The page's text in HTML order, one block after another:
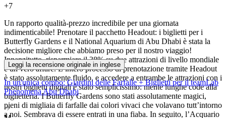
+7
Un rapporto qualità-prezzo incredibile per una giornata
indimenticabile! Prenotare il pacchetto Headout: i biglietti per i
Butterfly Gardens e il National Aquarium di Abu Dhabi è stata la
decisione migliore che abbiamo preso per il nostro viaggio!
Innanzitutto, risparmiare il 38% su due attrazioni di livello mondiale
è un vero affare. L’intero processo di prenotazione tramite Headout
è stato assolutamente fluido, e accedere a entrambe le attrazioni con i
nostri biglietti digitali è stato semplicissimo: niente lunghe code alla
biglietteria. I Butterfly Gardens sono stati assolutamente magici,
pieni di migliaia di farfalle dai colori vivaci che volavano tutt’intorno
a noi. Sembrava di essere entrati in una fiaba. In seguito, l’Acquario
Leggi la recensione originale in inglese
In un'unica combo: Giardini delle Farfalle + Biglietti per il teamLab
Phenomena Abu Dhabi